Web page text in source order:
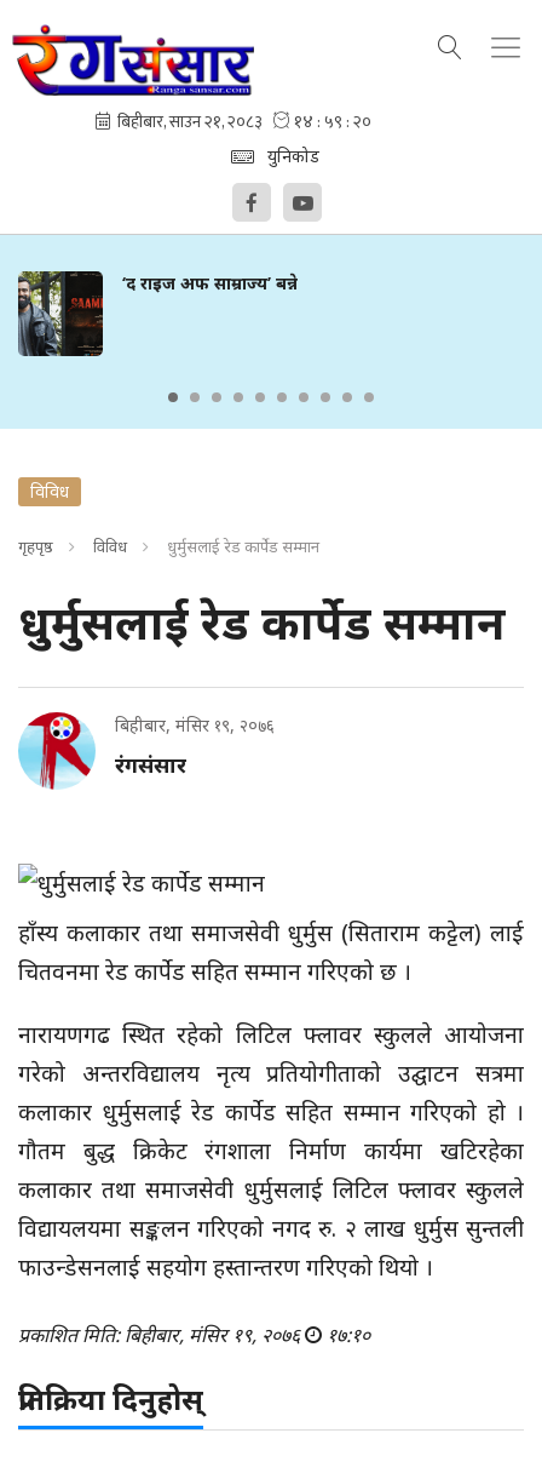
युनिकोड
‘द राइज अफ साम्राज्य’ बन्ने
विविध
गृहपृष्ठ विविध धुर्मुसलाई रेड कार्पेड सम्मान
धुर्मुसलाई रेड कार्पेड सम्मान
बिहीबार, मंसिर १९, २०७६
रंगसंसार
हाँस्य कलाकार तथा समाजसेवी धुर्मुस (सिताराम कट्टेल) लाई
चितवनमा रेड कार्पेड सहित सम्मान गरिएको छ ।
नारायणगढ स्थित रहेको लिटिल फ्लावर स्कुलले आयोजना
गरेको अन्तरविद्यालय नृत्य प्रतियोगीताको उद्घाटन सत्रमा
कलाकार धुर्मुसलाई रेड कार्पेड सहित सम्मान गरिएको हो ।
गौतम बुद्ध क्रिकेट रंगशाला निर्माण कार्यमा खटिरहेका
कलाकार तथा समाजसेवी धुर्मुसलाई लिटिल फ्लावर स्कुलले
विद्यायलयमा सङ्कलन गरिएको नगद रु. २ लाख धुर्मुस सुन्तली
फाउन्डेसनलाई सहयोग हस्तान्तरण गरिएको थियो ।
प्रकाशित मिति: बिहीबार, मंसिर १९, २०७६ १७:१०
प्रतिक्रिया दिनुहोस्